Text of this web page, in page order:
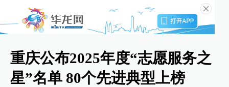
重庆公布2025年度“志愿服务之
星”名单 80个先进典型上榜